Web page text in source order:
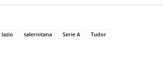
lazio salernitana Serie A Tudor